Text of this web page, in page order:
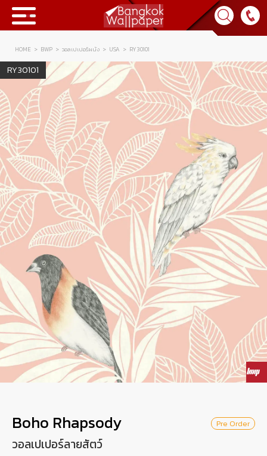
Collection
BWP
Product
Tips & Tricks
Tips & Tricks
News & Activity
Contact Us
About Us
Achievement
Contact Us
เข้าสู่ระบบ
Wish List
Language
EN
0-2746-8899
HOME BWP วอลเปเปอร์ผนัง USA RY30101
RY30101
Boho Rhapsody Pre Order
วอลเปเปอร์ลายสัตว์